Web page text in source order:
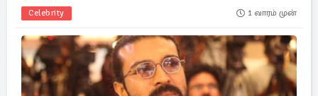
Celebrity 1 வாரம் முன்